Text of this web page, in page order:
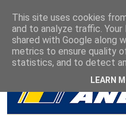
This site uses cookies
and to analyze traffic.
shared with Google along
metrics to ensure quality
statistics, and to detect
LEARN